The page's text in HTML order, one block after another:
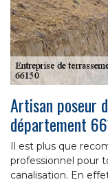
Artisan poseur
département
Il est plus que
professionnel pour
canalisation. En